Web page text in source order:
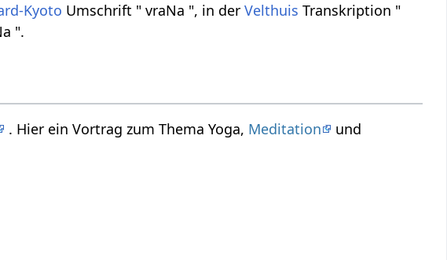
Kyoto Umschrift " vraNa ", in derVelthuis Transkription "
".
. Hier ein Vortrag zum Thema Yoga, Meditation
und